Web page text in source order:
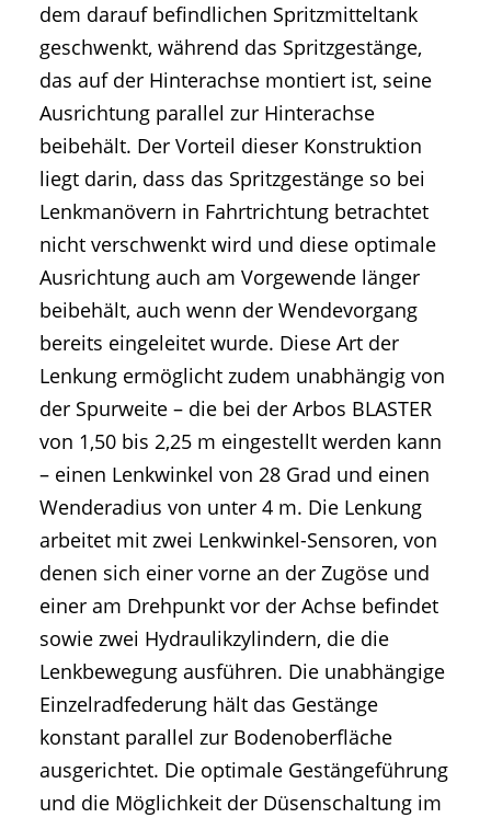
dem darauf befindlichen Spritzmitteltank
geschwenkt, während das Spritzgestänge,
das auf der Hinterachse montiert ist, seine
Ausrichtung parallel zur Hinterachse
beibehält. Der Vorteil dieser Konstruktion
liegt darin, dass das Spritzgestänge so bei
Lenkmanövern in Fahrtrichtung betrachtet
nicht verschwenkt wird und diese optimale
Ausrichtung auch am Vorgewende länger
beibehält, auch wenn der Wendevorgang
bereits eingeleitet wurde. Diese Art der
Lenkung ermöglicht zudem unabhängig von
der Spurweite – die bei der Arbos BLASTER
von 1,50 bis 2,25 m eingestellt werden kann
– einen Lenkwinkel von 28 Grad und einen
Wenderadius von unter 4 m. Die Lenkung
arbeitet mit zwei Lenkwinkel-Sensoren, von
denen sich einer vorne an der Zugöse und
einer am Drehpunkt vor der Achse befindet
sowie zwei Hydraulikzylindern, die die
Lenkbewegung ausführen. Die unabhängige
Einzelradfederung hält das Gestänge
konstant parallel zur Bodenoberfläche
ausgerichtet. Die optimale Gestängeführung
und die Möglichkeit der Düsenschaltung im